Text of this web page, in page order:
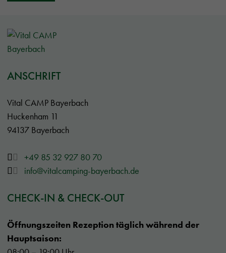
ANSCHRIFT
Vital CAMP Bayerbach
Huckenham 11
94137 Bayerbach
+49 85 32 927 80 70
info@vitalcamping-bayerbach.de
CHECK-IN & CHECK-OUT
Öffnungszeiten Rezeption täglich während der
Hauptsaison: